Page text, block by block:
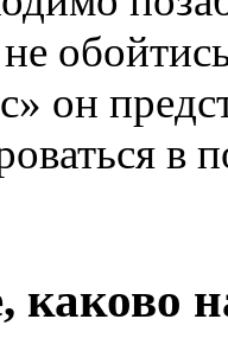
он
в
каково